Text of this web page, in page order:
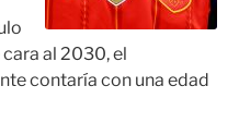
cara al 2030, el
contaría con una edad